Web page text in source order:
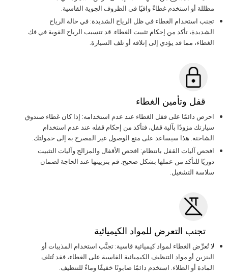
مظللة أو استخدم غطاءً واقيًا في الظروف الجوية القاسية.
تجنب استخدام الغطاء في ظل الرياح الشديدة: في حالة الرياح
الشديدة، تأكد من إحكام تثبيت الغطاء. قد تتسبب الرياح القوية في فك
الغطاء، مما قد يؤدي إلى إتلافه أو تلف السيارة.
قفل وتأمين الغطاء
احرص دائمًا على قفل الغطاء عند عدم استخدامه: إذا كان غطاء صندوق
سيارتك مزودًا بآلية قفل، فتأكد من إحكام قفله عند عدم استخدام
الشاحنة. هذا سيساعد على منع الوصول غير المصرح به إلى حمولتك.
افحص آليات القفل بانتظام: افحص الأقفال والمزالج وآليات التثبيت
دوريًا للتأكد من عملها بشكل صحيح. قم بتزييتها عند الحاجة لضمان
سلاسة التشغيل.
تجنب التعرض للمواد الكيميائية
لا تُعرِّض الغطاء لمواد كيميائية قاسية: تجنَّب استخدام المذيبات أو
البنزين أو مواد التنظيف الكيميائية القاسية على الغطاء، فقد تُتلف
المادة أو الطلاء. استخدم دائمًا صابونًا خفيفًا وماءً للتنظيف.